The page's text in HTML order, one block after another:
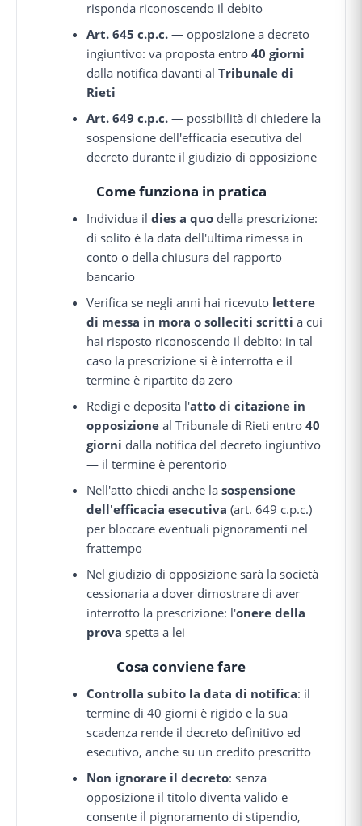
risponda riconoscendo il debito
Art. 645 c.p.c. — opposizione a decreto
ingiuntivo: va proposta entro40 giorni
dalla notifica davanti alTribunale di
Rieti
Art. 649 c.p.c. — possibilità di chiedere la
sospensione dell'efficacia esecutiva del
decreto durante il giudizio di opposizione
Come funziona in pratica
Individua ildies a quo della prescrizione:
di solito è la data dell'ultima rimessa in
conto o della chiusura del rapporto
bancario
Verifica se negli anni hai ricevuto lettere
di messa in mora o solleciti scritti a cui
hai risposto riconoscendo il debito: in tal
caso la prescrizione si è interrotta e il
termine è ripartito da zero
Redigi e deposita l'atto di citazione in
opposizione al Tribunale di Rieti entro40
giorni dalla notifica del decreto ingiuntivo
— il termine è perentorio
Nell'atto chiedi anche lasospensione
dell'efficacia esecutiva (art. 649 c.p.c.)
per bloccare eventuali pignoramenti nel
frattempo
Nel giudizio di opposizione sarà la società
cessionaria a dover dimostrare di aver
interrotto la prescrizione: l'onere della
prova spetta a lei
Cosa conviene fare
Controlla subito la data di notifica: il
termine di 40 giorni è rigido e la sua
scadenza rende il decreto definitivo ed
esecutivo, anche su un credito prescritto
Non ignorare il decreto: senza
opposizione il titolo diventa valido e
consente il pignoramento di stipendio,